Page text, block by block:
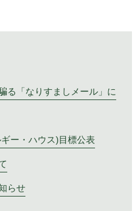
る「なりすましメール」に
ー・ハウス)目標公表
らせ